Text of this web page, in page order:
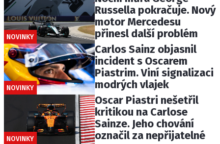
NOVINKY
Russella pokračuje. Nový
motor Mercedesu
přinesl další problém
NOVINKY
Carlos Sainz objasnil
incident s Oscarem
Piastrim. Viní signalizaci
modrých vlajek
NOVINKY
Oscar Piastri nešetřil
kritikou na Carlose
Sainze. Jeho chování
označil za nepřijatelné